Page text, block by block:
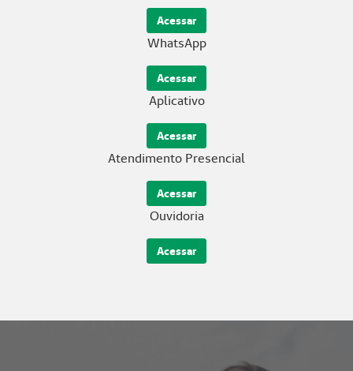
Acessar
WhatsApp
Acessar
Aplicativo
Acessar
Atendimento Presencial
Acessar
Ouvidoria
Acessar